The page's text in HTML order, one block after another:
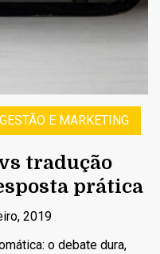
E MARKETING
tradução
prática
2019
o debate dura,